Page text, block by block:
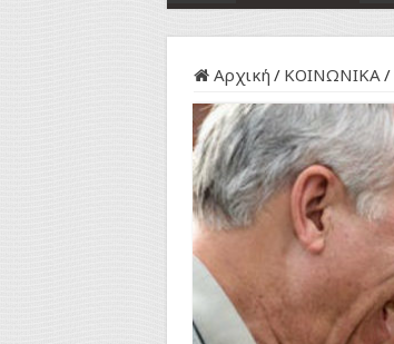
Αρχική / ΚΟΙΝΩΝΙΚΑ/